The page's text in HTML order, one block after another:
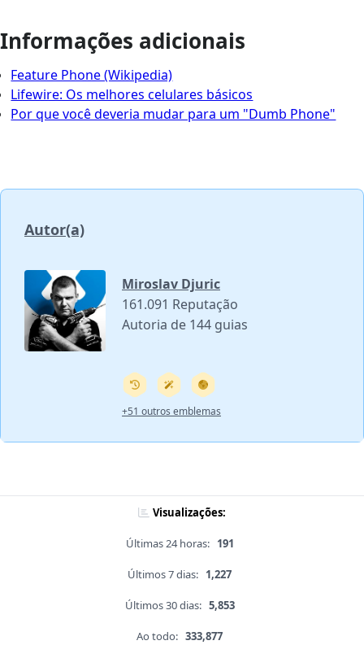
Informações adicionais
Feature Phone (Wikipedia)
Lifewire: Os melhores celulares básicos
Por que você deveria mudar para um "Dumb Phone"
Autor(a)
Miroslav Djuric
161.091 Reputação
Autoria de 144 guias
+51 outros emblemas
Visualizações:
Últimas 24 horas: 191
Últimos 7 dias: 1,227
Últimos 30 dias: 5,853
Ao todo: 333,877